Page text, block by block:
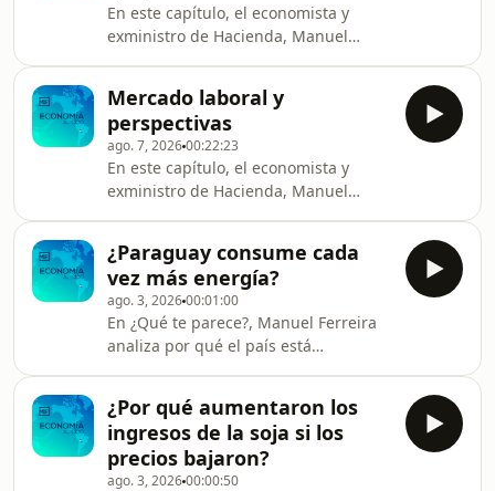
En este capítulo, el economista y
exministro de Hacienda, Manuel
semana.
Mercado laboral y
perspectivas
ago. 7, 202600:22:23
En este capítulo, el economista y
exministro de Hacienda, Manuel
semana.
¿Paraguay consume cada
vez más energía?
ago. 3, 202600:01:00
En ¿Qué te parece?, Manuel Ferreira
analiza por qué el país está
de la demanda interna está
cambiando el panorama energético.El
análisis completo, en la cápsula.
¿Por qué aumentaron los
ingresos de la soja si los
precios bajaron?
ago. 3, 202600:00:50